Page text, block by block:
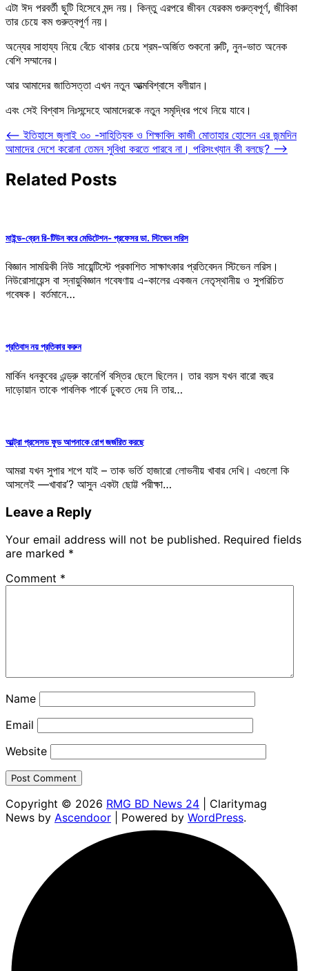
এটা ঈদ পরবর্তী ছুটি হিসেবে মন্দ নয়। কিন্তু এরপরে জীবন যেরকম গুরুত্বপূর্ণ, জীবিকা
তার চেয়ে কম গুরুত্বপূর্ণ নয়।
অন্যের সাহায্য নিয়ে বেঁচে থাকার চেয়ে শ্রম-অর্জিত শুকনো রুটি, নুন-ভাত অনেক
বেশি সম্মানের।
আর আমাদের জাতিসত্তা এখন নতুন আত্মবিশ্বাসে বলীয়ান।
এবং সেই বিশ্বাস নিঃসন্দেহে আমাদেরকে নতুন সমৃদ্ধির পথে নিয়ে যাবে।
Post
navigation
⟵ ইতিহাসে জুলাই ৩০ -সাহিত্যিক ও শিক্ষাবিদ কাজী মোতাহার হোসেন এর জন্মদিন
আমাদের দেশে করোনা তেমন সুবিধা করতে পারবে না। পরিসংখ্যান কী বলছে? ⟶
Related Posts
মাইন্ড-ব্রেন রি-টিউন করে মেডিটেশন- প্রফেসর ডা. স্টিভেন লরিস
বিজ্ঞান সাময়িকী নিউ সায়েন্টিস্টে প্রকাশিত সাক্ষাৎকার প্রতিবেদন স্টিভেন লরিস।
নিউরোসায়েন্স বা স্নায়ুবিজ্ঞান গবেষণায় এ-কালের একজন নেতৃস্থানীয় ও সুপরিচিত
গবেষক। বর্তমানে…
প্রতিবাদ নয় প্রতিকার করুন
মার্কিন ধনকুবের এন্ড্রু কানের্গি বস্তির ছেলে ছিলেন। তার বয়স যখন বারো বছর
দাড়োয়ান তাকে পাবলিক পার্কে ঢুকতে দেয় নি তার…
আল্ট্রা প্রসেসড ফুড আপনাকে রোগ জর্জরিত করছে
আমরা যখন সুপার শপে যাই – তাক ভর্তি হাজারো লোভনীয় খাবার দেখি। এগুলো কি
আসলেই —খাবার’? আসুন একটা ছোট্ট পরীক্ষা…
Leave a Reply
Your email address will not be published. Required fields
are marked *
Comment *
Name
Email
Website
Copyright © 2026 RMG BD News 24 | Claritymag
News by Ascendoor | Powered by WordPress.